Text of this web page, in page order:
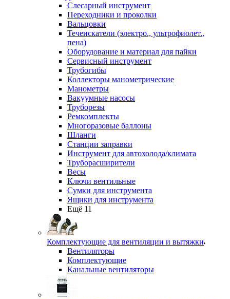
Слесарный инструмент
Переходники и проколки
Вальцовки
Течеискатели (электро., ультрофиолет.,
пена)
Оборудование и материал для пайки
Сервисный инструмент
Трубогибы
Коллекторы манометрические
Манометры
Вакуумные насосы
Труборезы
Ремкомплекты
Многоразовые баллоны
Шланги
Станции заправки
Инструмент для автохолода/климата
Труборасширители
Весы
Ключи вентильные
Сумки для инструмента
Ящики для инструмента
Ещё 11
Комплектующие для вентиляции и вытяжки
Вентиляторы
Комплектующие
Канальные вентиляторы